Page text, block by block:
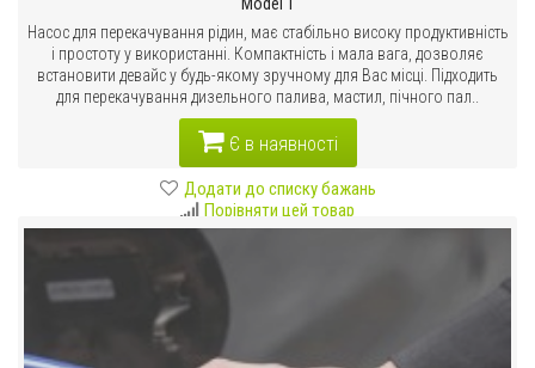
Насос для перекачування рідин, має стабільно високу продуктивність
і простоту у використанні. Компактність і мала вага, дозволяє
встановити девайс у будь-якому зручному для Вас місці. Підходить
для перекачування дизельного палива, мастил, пічного пал..
Є в наявності
Додати до списку бажань
Порівняти цей товар